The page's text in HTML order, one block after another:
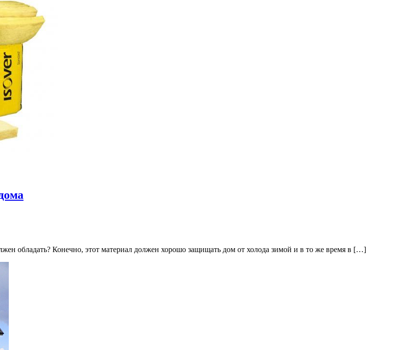
обладать? Конечно, этот материал должен хорошо защищать дом от холода зимой и в то же время в […]